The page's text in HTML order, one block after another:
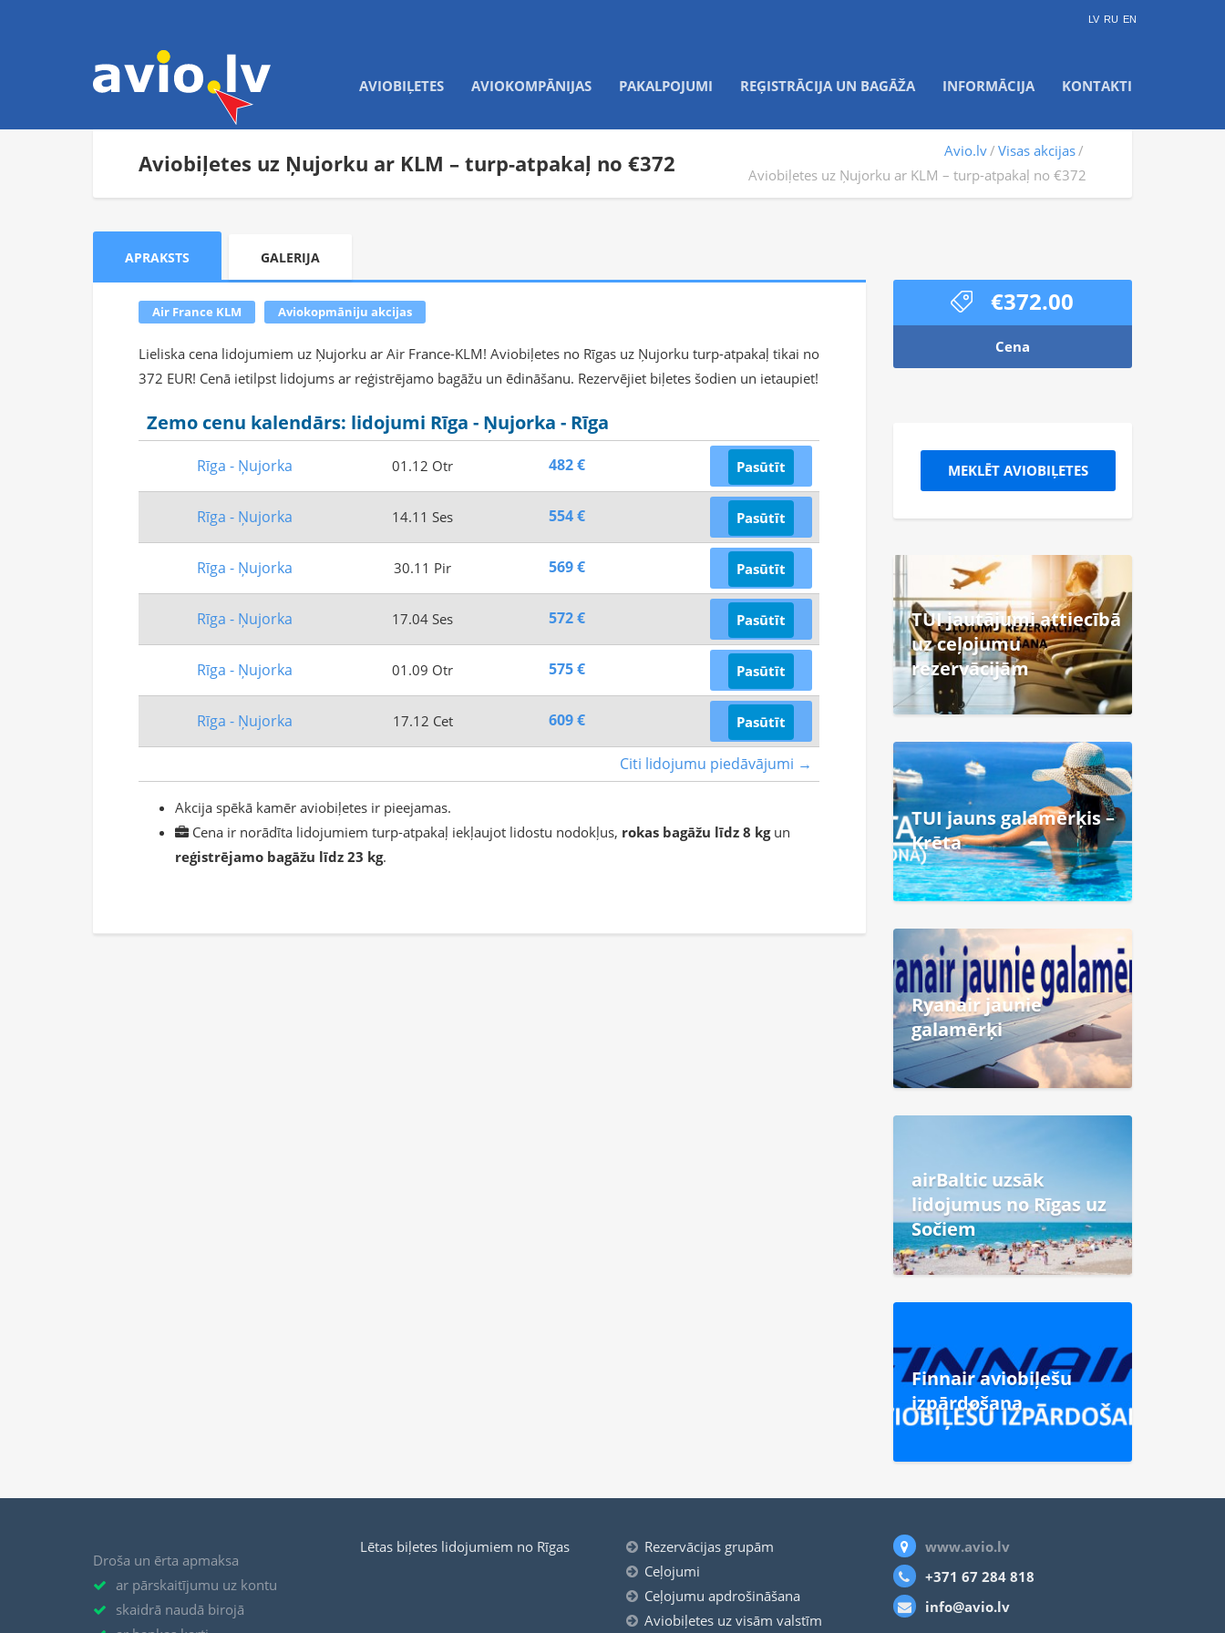
LV RU EN
AVIOBIĻETES AVIOKOMPĀNIJAS PAKALPOJUMI REĢISTRĀCIJA UN BAGĀŽA INFORMĀCIJA KONTAKTI
Aviobiļetes uz Ņujorku ar KLM – turp-atpakaļ no €372 Avio.lv Visas akcijas
Aviobiļetes uz Ņujorku ar KLM – turp-atpakaļ no €372
APRAKSTS GALERIJA
Air France KLM Aviokopmāniju akcijas
Lieliska cena lidojumiem uz Ņujorku ar Air France-KLM! Aviobiļetes no Rīgas uz Ņujorku turp-atpakaļ tikai no
372 EUR! Cenā ietilpst lidojums ar reģistrējamo bagāžu un ēdināšanu. Rezervējiet biļetes šodien un ietaupiet!
Zemo cenu kalendārs: lidojumi Rīga - Ņujorka - Rīga
Citi lidojumu piedāvājumi →
Rīga - Ņujorka 01.12 Otr 482 € Pasūtīt
Rīga - Ņujorka 14.11 Ses 554 € Pasūtīt
Rīga - Ņujorka 30.11 Pir 569 € Pasūtīt
Rīga - Ņujorka 17.04 Ses 572 € Pasūtīt
Rīga - Ņujorka 01.09 Otr 575 € Pasūtīt
Rīga - Ņujorka 17.12 Cet 609 € Pasūtīt
Akcija spēkā kamēr aviobiļetes ir pieejamas.
Cena ir norādīta lidojumiem turp-atpakaļ iekļaujot lidostu nodokļus, rokas bagāžu līdz 8 kgun
reģistrējamo bagāžu līdz 23 kg.
€372.00
Cena
MEKLĒT AVIOBIĻETES
TUI jautājumi attiecībā
uz ceļojumu
rezervācijām
TUI jauns galamērķis –
Krēta
Ryanair jaunie
galamērķi
airBaltic uzsāk
lidojumus no Rīgas uz
Sočiem
Finnair aviobiļešu
izpārdošana
Droša un ērta apmaksa
ar pārskaitījumu uz kontu
skaidrā naudā birojā
Lētas biļetes lidojumiem no Rīgas
Rezervācijas grupām
Ceļojumi
Ceļojumu apdrošināšana
Aviobiļetes uz visām valstīm
www.avio.lv
+371 67 284 818
info@avio.lv